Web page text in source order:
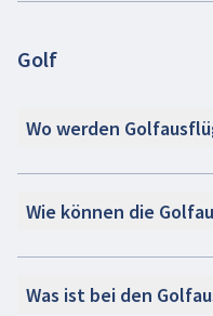
Golf
Wo werden
Wie können die
Was ist bei den